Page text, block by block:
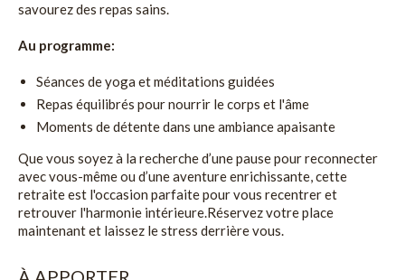
savourez des repas sains.
Au programme:
Séances de yoga et méditations guidées
Repas équilibrés pour nourrir le corps et l'âme
Moments de détente dans une ambiance apaisante
Que vous soyez à la recherche d’une pause pour reconnecter
avec vous-même ou d’une aventure enrichissante, cette
retraite est l'occasion parfaite pour vous recentrer et
retrouver l'harmonie intérieure.Réservez votre place
maintenant et laissez le stress derrière vous.